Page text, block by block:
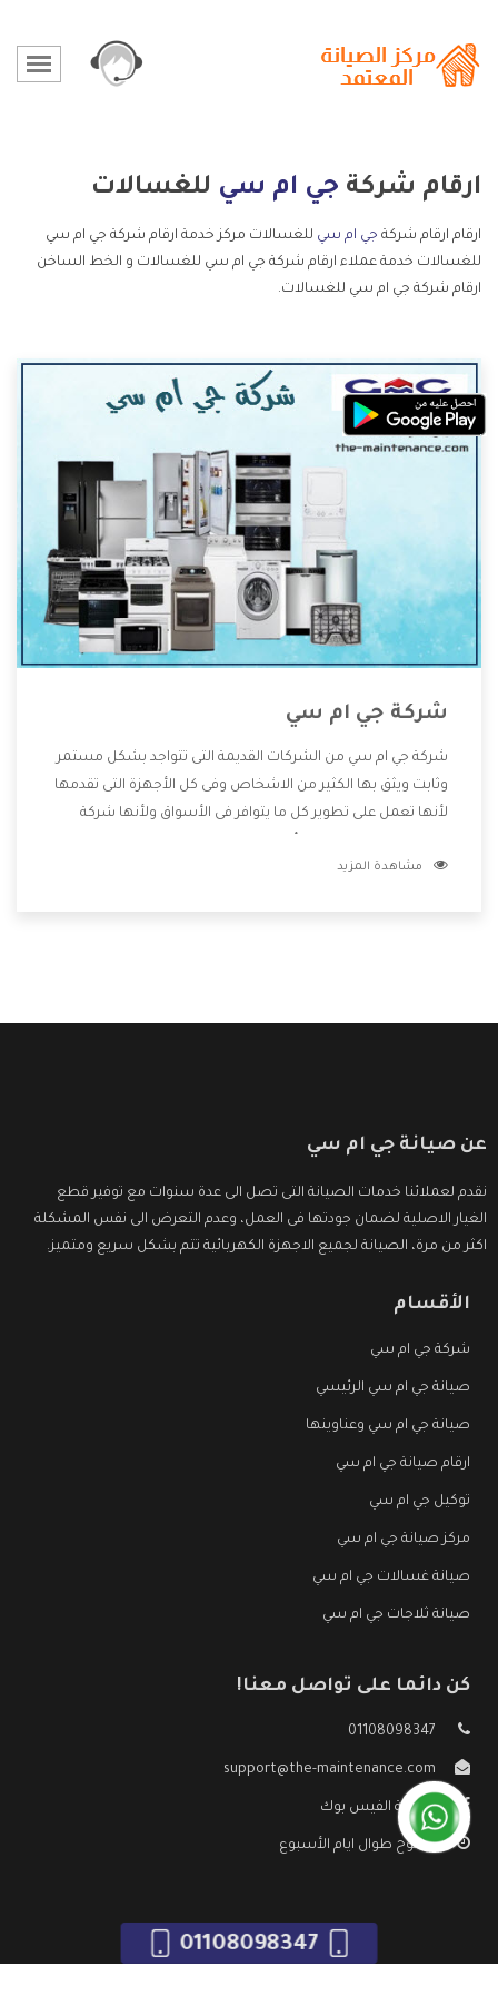
ارقام شركة جي ام سي للغسالات
ارقام ارقام شركة جي ام سي للغسالات مركز خدمة ارقام شركة جي ام سي
للغسالات خدمة عملاء ارقام شركة جي ام سي للغسالات و الخط الساخن
ارقام شركة جي ام سي للغسالات.
شركة جي ام سي
شركة جي ام سي من الشركات القديمة التى تتواجد بشكل مستمر
وثابت ويثق بها الكثير من الاشخاص وفى كل الأجهزة التى تقدمها
لأنها تعمل على تطوير كل ما يتوافر فى الأسواق ولأنها شركة
وتقدم للعملاء أقوى العروض والخصومات التى تسهل على
مشاهدة المزيد
عن صيانة جي ام سي
نقدم لعملائنا خدمات الصيانة التى تصل الى عدة سنوات مع توفير قطع
الغيار الاصلية لضمان جودتها فى العمل، وعدم التعرض الى نفس المشكلة
اكثر من مرة، الصيانة لجميع الاجهزة الكهربائية تتم بشكل سريع ومتميز.
الأقسام
شركة جي ام سي
صيانة جي ام سي الرئيسي
صيانة جي ام سي وعناوينها
ارقام صيانة جي ام سي
توكيل جي ام سي
مركز صيانة جي ام سي
صيانة غسالات جي ام سي
صيانة ثلاجات جي ام سي
كن دائما على تواصل معنا!
01108098347
support@the-maintenance.com
صفحة الفيس بوك
مفتوح طوال ايام الأسبوع
01108098347